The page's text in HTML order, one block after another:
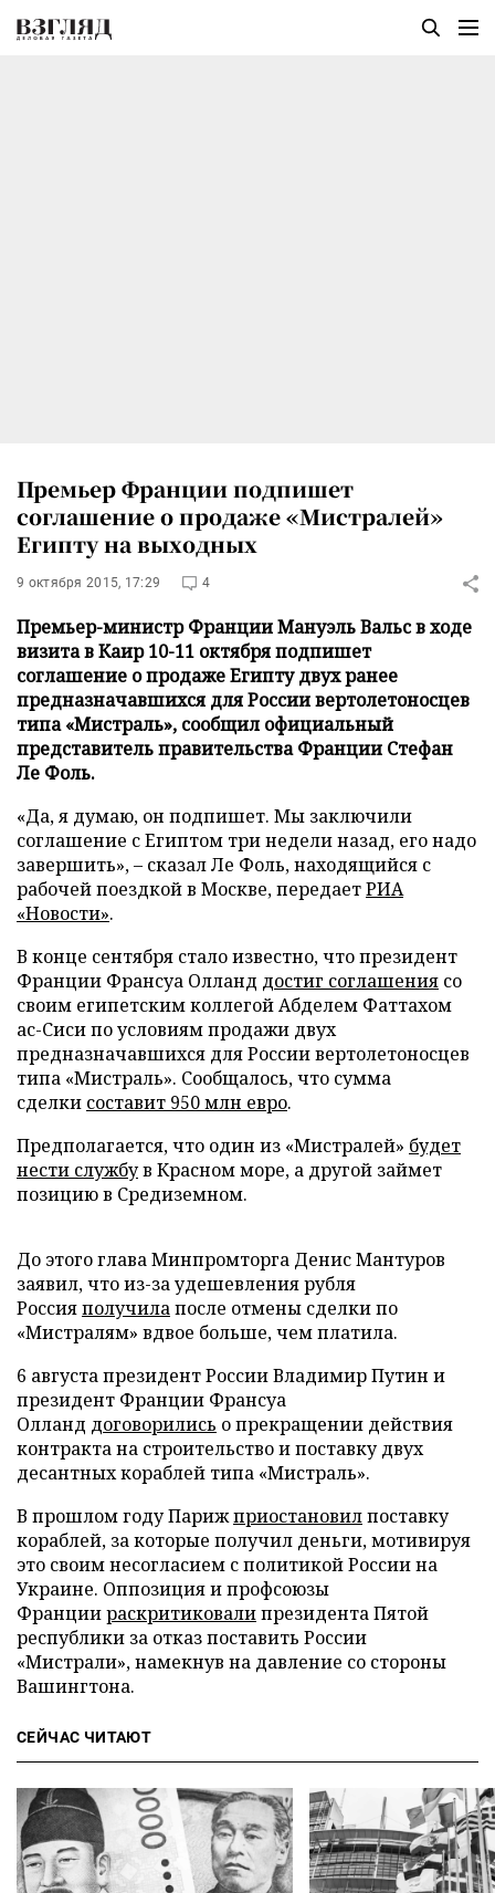
Премьер Франции подпишет
соглашение о продаже «Мистралей»
Египту на выходных
9 октября 2015, 17:29 4
Премьер-министр Франции Мануэль Вальс в ходе
визита в Каир 10-11 октября подпишет
соглашение о продаже Египту двух ранее
предназначавшихся для России вертолетоносцев
типа «Мистраль», сообщил официальный
представитель правительства Франции Стефан
Ле Фоль.
«Да, я думаю, он подпишет. Мы заключили
соглашение с Египтом три недели назад, его надо
завершить», – сказал Ле Фоль, находящийся с
рабочей поездкой в Москве, передаетРИА
«Новости».
В конце сентября стало известно, что президент
Франции Франсуа Олланд достиг соглашения со
своим египетским коллегой Абделем Фаттахом
ас-Сиси по условиям продажи двух
предназначавшихся для России вертолетоносцев
типа «Мистраль». Сообщалось, что сумма
сделки составит 950 млн евро.
Предполагается, что один из «Мистралей» будет
нести службув Красном море, а другой займет
позицию в Средиземном.
До этого глава Минпромторга Денис Мантуров
заявил, что из-за удешевления рубля
Россияполучилапосле отмены сделки по
«Мистралям» вдвое больше, чем платила.
6 августа президент России Владимир Путин и
президент Франции Франсуа
Олланд договорились о прекращении действия
контракта на строительство и поставку двух
десантных кораблей типа «Мистраль».
В прошлом году Парижприостановилпоставку
кораблей, за которые получил деньги, мотивируя
это своим несогласием с политикой России на
Украине. Оппозиция и профсоюзы
Франциираскритиковалипрезидента Пятой
республики за отказ поставить России
«Мистрали», намекнув на давление со стороны
Вашингтона.
СЕЙЧАС ЧИТАЮТ